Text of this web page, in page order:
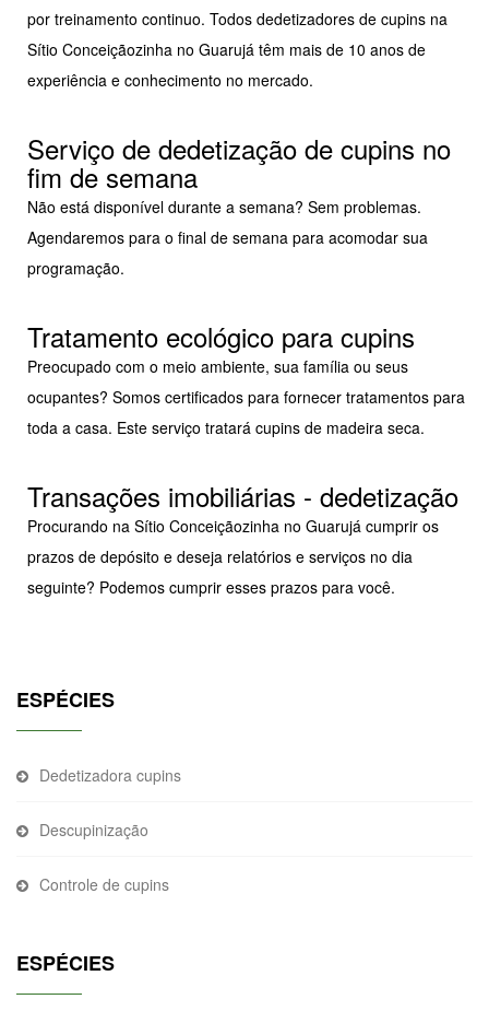
por treinamento continuo. Todos dedetizadores de cupins na
Sítio Conceiçãozinha no Guarujá têm mais de 10 anos de
experiência e conhecimento no mercado.
Serviço de dedetização de cupins no
fim de semana
Não está disponível durante a semana? Sem problemas.
Agendaremos para o final de semana para acomodar sua
programação.
Tratamento ecológico para cupins
Preocupado com o meio ambiente, sua família ou seus
ocupantes? Somos certificados para fornecer tratamentos para
toda a casa. Este serviço tratará cupins de madeira seca.
Transações imobiliárias - dedetização
Procurando na Sítio Conceiçãozinha no Guarujá cumprir os
prazos de depósito e deseja relatórios e serviços no dia
seguinte? Podemos cumprir esses prazos para você.
ESPÉCIES
Dedetizadora cupins
Descupinização
Controle de cupins
ESPÉCIES